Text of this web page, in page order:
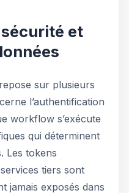
et
sur plusieurs
l’authentification
workflow s’exécute
qui déterminent
Les tokens
tiers sont
jamais exposés dans